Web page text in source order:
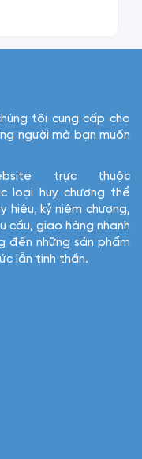
tôi cung cấp cho
người mà bạn muốn
trực thuộc
loại huy chương thể
hiệu, kỷ niệm chương,
cầu, giao hàng nhanh
đến những sản phẩm
lẫn tinh thần.